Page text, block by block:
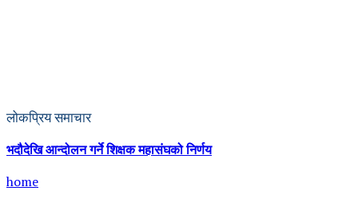
लोकप्रिय समाचार
भदौदेखि आन्दोलन गर्ने शिक्षक महासंघको निर्णय
home